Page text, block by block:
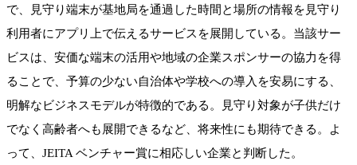
で、見守り端末が基地局を通過した時間と場所の情報を見守り
利用者にアプリ上で伝えるサービスを展開している。当該サー
ビスは、安価な端末の活用や地域の企業スポンサーの協力を得
ることで、予算の少ない自治体や学校への導入を安易にする、
明解なビジネスモデルが特徴的である。見守り対象が子供だけ
でなく高齢者へも展開できるなど、将来性にも期待できる。よ
って、JEITA ベンチャー賞に相応しい企業と判断した。